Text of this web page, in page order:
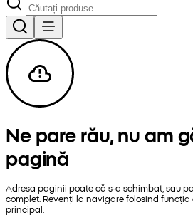
Ne pare rău, nu am
pagină
Adresa paginii poate că s-a schimbat, sau
complet. Revenți la navigare folosind funcția
principal.